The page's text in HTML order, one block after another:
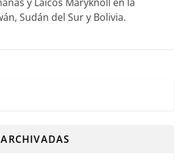
Sudán del Sur y Bolivia.